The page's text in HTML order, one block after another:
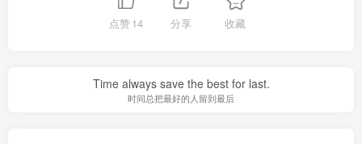
点赞14 分享 收藏
Time always save the best for last.
时间总把最好的人留到最后